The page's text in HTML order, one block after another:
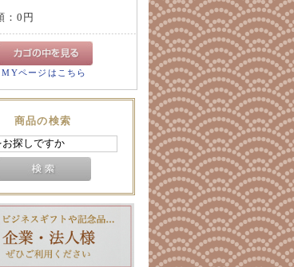
：0円
MYページはこちら
商品の検索